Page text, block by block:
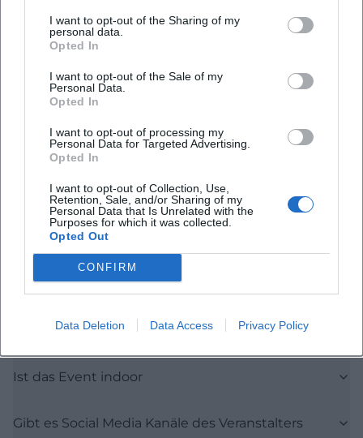
I want to opt-out of the Sharing of my
personal data.
Opted In
I want to opt-out of the Sale of my
Personal Data.
Opted In
I want to opt-out of processing my
Personal Data for Targeted Advertising.
Opted In
I want to opt-out of Collection, Use,
Retention, Sale, and/or Sharing of my
Personal Data that Is Unrelated with the
Purposes for which it was collected.
Opted Out
CONFIRM
Data Deletion Data Access Privacy Policy
Häufig gestellte Fragen
Wann findet der Seifen-Workshop statt
Wie teuer ist die Veranstaltung
Wo findet der Workshop statt
Für wen ist das Angebot geeignet
Ist das Event indoor
Gibt es Social Media Kanäle des Veranstalters